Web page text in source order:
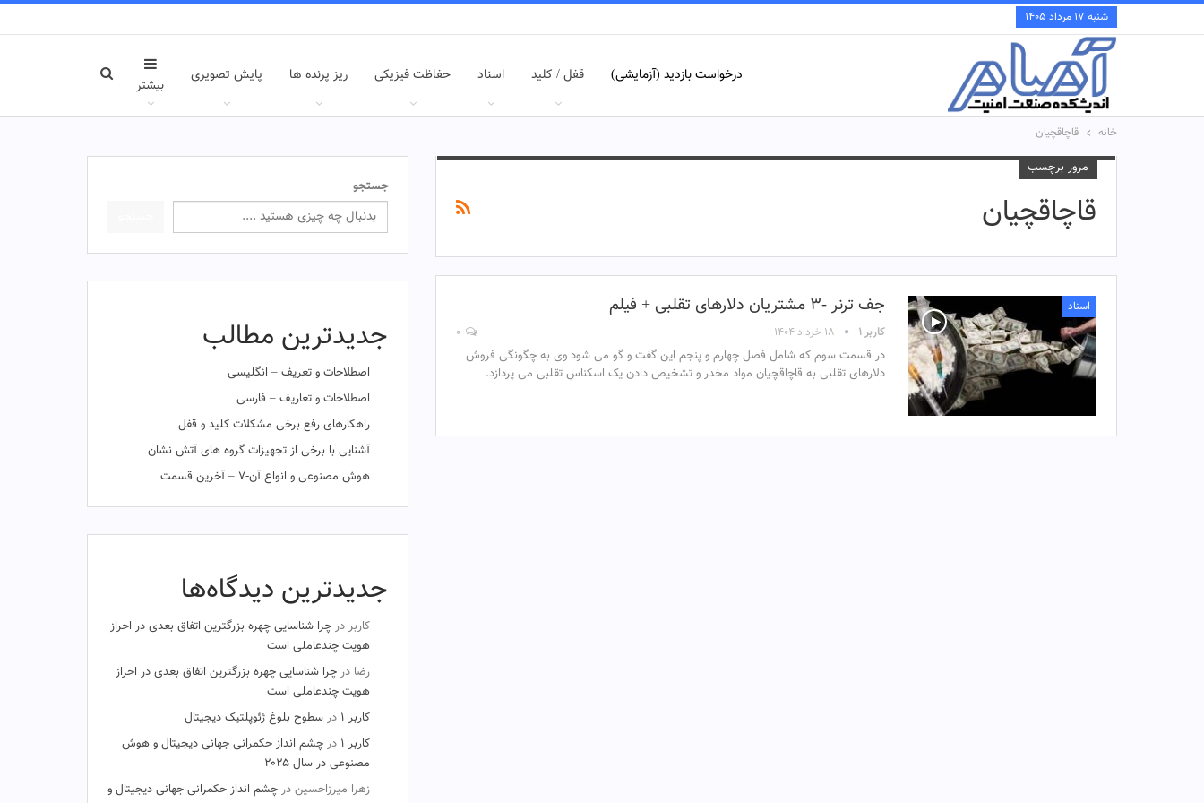
شنبه ۱۷ مرداد ۱۴۰۵
درخواست بازدید (آزمایشی) قفل / کلید اسناد حفاظت فیزیکی ریز پرنده ها پایش تصویری
بیشتر
خانه قاچاقچیان
مرور برچسب
قاچاقچیان
اسناد جف ترنر -۳ مشتریان دلارهای تقلبی + فیلم
کاربر ۱ ۱۸ خرداد ۱۴۰۴
در قسمت سوم که شامل فصل چهارم و پنجم این گفت و گو می شود وی به چگونگی فروش
دلارهای تقلبی به قاچاقچیان مواد مخدر و تشخیص دادن یک اسکناس تقلبی می پردازد.
جستجو
جدیدترین مطالب
اصطلاحات و تعریف – انگلیسی
اصطلاحات و تعاریف – فارسی
راهکارهای رفع برخی مشکلات کلید و قفل
آشنایی با برخی از تجهیزات گروه های آتش نشان
هوش مصنوعی و انواع آن-۷ – آخرین قسمت
جدیدترین دیدگاه‌ها
کاربردر چرا شناسایی چهره بزرگترین اتفاق بعدی در احراز
هویت چندعاملی است
رضا در چرا شناسایی چهره بزرگترین اتفاق بعدی در احراز
هویت چندعاملی است
کاربر ۱
در سطوح بلوغ ژئوپلتیک دیجیتال
کاربر ۱
در چشم‌ انداز حکمرانی جهانی دیجیتال و هوش
مصنوعی در سال ۲۰۲۵
زهرا میرزاحسیندر چشم‌ انداز حکمرانی جهانی دیجیتال و